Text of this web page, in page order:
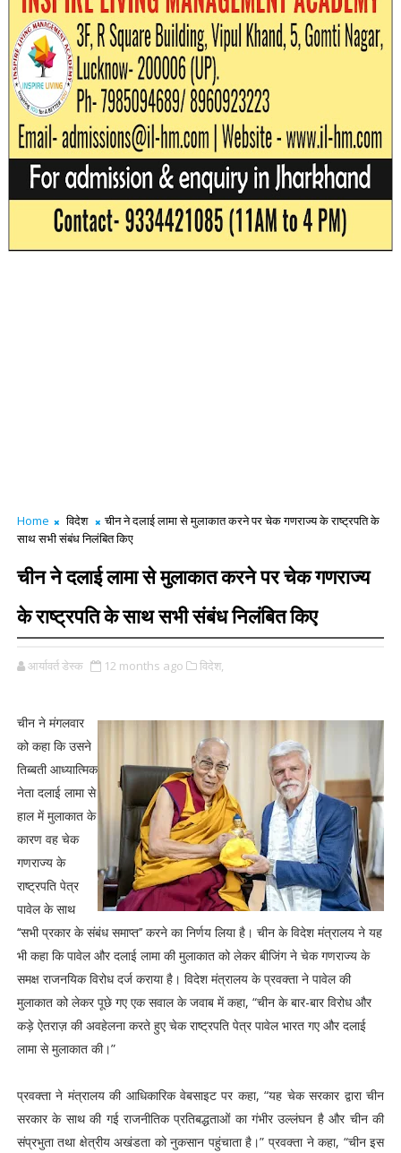
Home विदेश
चीन ने दलाई लामा से मुलाकात करने पर चेक गणराज्य के राष्ट्रपति के
साथ सभी संबंध निलंबित किए
चीन ने दलाई लामा से मुलाकात करने पर चेक गणराज्य
के राष्ट्रपति के साथ सभी संबंध निलंबित किए
आर्यावर्त डेस्क 12 months ago विदेश,
चीन ने मंगलवार
को कहा कि उसने
तिब्बती आध्यात्मिक
नेता दलाई लामा से
हाल में मुलाकात के
कारण वह चेक
गणराज्य के
राष्ट्रपति पेत्र
पावेल के साथ
‘‘सभी प्रकार के संबंध समाप्त’’ करने का निर्णय लिया है। चीन के विदेश मंत्रालय ने यह
भी कहा कि पावेल और दलाई लामा की मुलाकात को लेकर बीजिंग ने चेक गणराज्य के
समक्ष राजनयिक विरोध दर्ज कराया है। विदेश मंत्रालय के प्रवक्ता ने पावेल की
मुलाकात को लेकर पूछे गए एक सवाल के जवाब में कहा, “चीन के बार-बार विरोध और
कड़े ऐतराज़ की अवहेलना करते हुए चेक राष्ट्रपति पेत्र पावेल भारत गए और दलाई
लामा से मुलाकात की।”
प्रवक्ता ने मंत्रालय की आधिकारिक वेबसाइट पर कहा, “यह चेक सरकार द्वारा चीन
सरकार के साथ की गई राजनीतिक प्रतिबद्धताओं का गंभीर उल्लंघन है और चीन की
संप्रभुता तथा क्षेत्रीय अखंडता को नुकसान पहुंचाता है।” प्रवक्ता ने कहा, “चीन इस